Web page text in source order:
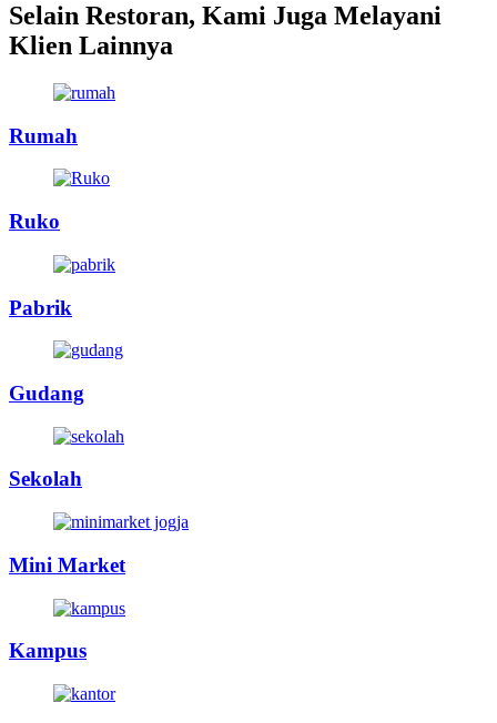
Selain Restoran, Kami Juga Melayani
Klien Lainnya
Rumah
Ruko
Pabrik
Gudang
Sekolah
Mini Market
Kampus